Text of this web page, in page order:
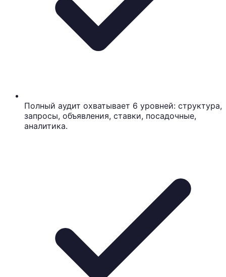
Полный аудит охватывает 6 уровней: структура,
запросы, объявления, ставки, посадочные,
аналитика.